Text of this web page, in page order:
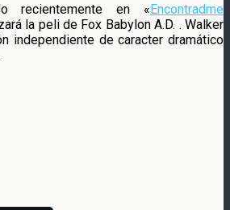
recientemente en «Encontradme
la peli de Fox Babylon A.D. . Walker
independiente de caracter dramático